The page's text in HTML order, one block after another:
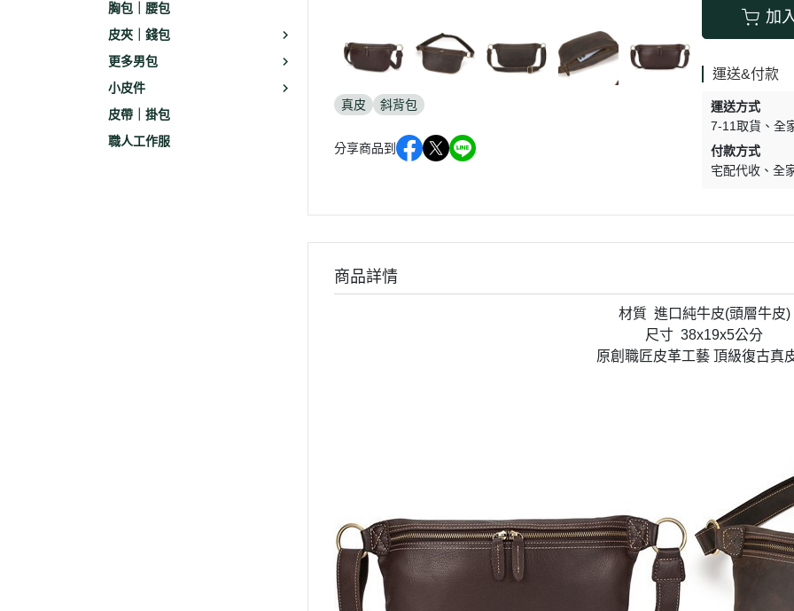
胸包｜腰包
皮夾｜錢包
更多男包
小皮件
皮帶｜掛包
職人工作服
真皮 斜背包
分享商品到
加
運送&付款
運送方式
7-11取貨
全
付款方式
宅配代收
全
商品詳情
材質 進口純牛皮(頭層牛皮)
尺寸 38x19x5公分
原創職匠皮革工藝 頂級復古真